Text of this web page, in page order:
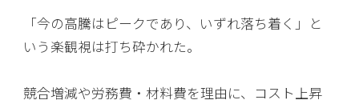
「今の高騰はピークであり、いずれ落ち着く」と
いう楽観視は打ち砕かれた。
競合増減や労務費・材料費を理由に、コスト上昇